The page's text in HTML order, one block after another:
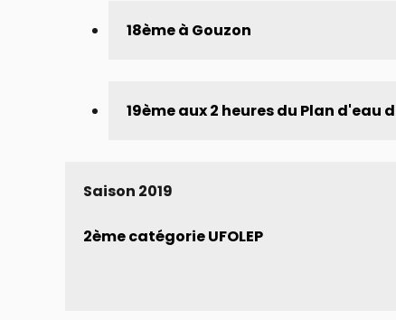
18ème à Gouzon
19ème aux 2 heures du Plan d'eau
Saison 2019
2ème catégorie UFOLEP